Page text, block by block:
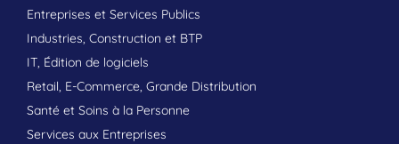
Entreprises et Services Publics
Industries, Construction et BTP
IT, Édition de logiciels
Retail, E-Commerce, Grande Distribution
Santé et Soins à la Personne
Services aux Entreprises